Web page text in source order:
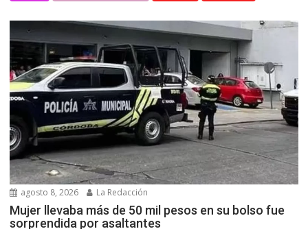
agosto 8, 2026 La Redacción
Mujer llevaba más de 50 mil pesos en su bolso fue
sorprendida por asaltantes